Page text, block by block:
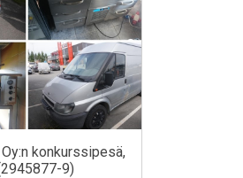
konkurssipesä,
9)